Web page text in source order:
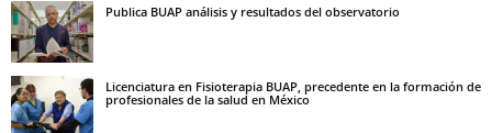
Publica BUAP análisis y resultados del observatorio
Licenciatura en Fisioterapia BUAP, precedente en la formación de
profesionales de la salud en México